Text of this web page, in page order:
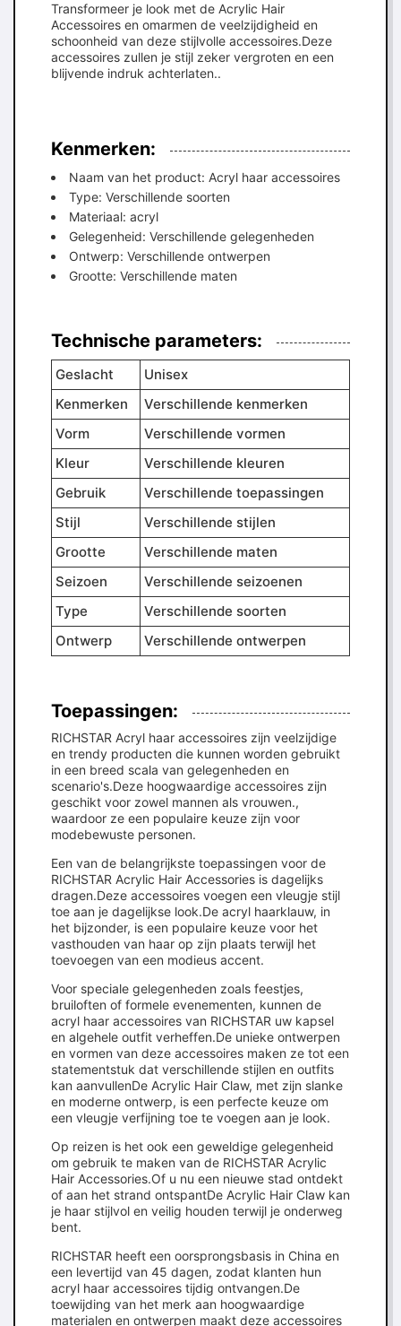
Transformeer je look met de Acrylic Hair
Accessoires en omarmen de veelzijdigheid en
schoonheid van deze stijlvolle accessoires.Deze
accessoires zullen je stijl zeker vergroten en een
blijvende indruk achterlaten..
Kenmerken:
Naam van het product: Acryl haar accessoires
Type: Verschillende soorten
Materiaal: acryl
Gelegenheid: Verschillende gelegenheden
Ontwerp: Verschillende ontwerpen
Grootte: Verschillende maten
Technische parameters:
Geslacht
Unisex
Kenmerken
Verschillende kenmerken
Vorm
Verschillende vormen
Kleur
Verschillende kleuren
Gebruik
Verschillende toepassingen
Stijl
Verschillende stijlen
Grootte
Verschillende maten
Seizoen
Verschillende seizoenen
Type
Verschillende soorten
Ontwerp
Verschillende ontwerpen
Toepassingen:
RICHSTAR Acryl haar accessoires zijn veelzijdige
en trendy producten die kunnen worden gebruikt
in een breed scala van gelegenheden en
scenario's.Deze hoogwaardige accessoires zijn
geschikt voor zowel mannen als vrouwen.,
waardoor ze een populaire keuze zijn voor
modebewuste personen.
Een van de belangrijkste toepassingen voor de
RICHSTAR Acrylic Hair Accessories is dagelijks
dragen.Deze accessoires voegen een vleugje stijl
toe aan je dagelijkse look.De acryl haarklauw, in
het bijzonder, is een populaire keuze voor het
vasthouden van haar op zijn plaats terwijl het
toevoegen van een modieus accent.
Voor speciale gelegenheden zoals feestjes,
bruiloften of formele evenementen, kunnen de
acryl haar accessoires van RICHSTAR uw kapsel
en algehele outfit verheffen.De unieke ontwerpen
en vormen van deze accessoires maken ze tot een
statementstuk dat verschillende stijlen en outfits
kan aanvullenDe Acrylic Hair Claw, met zijn slanke
en moderne ontwerp, is een perfecte keuze om
een vleugje verfijning toe te voegen aan je look.
Op reizen is het ook een geweldige gelegenheid
om gebruik te maken van de RICHSTAR Acrylic
Hair Accessories.Of u nu een nieuwe stad ontdekt
of aan het strand ontspantDe Acrylic Hair Claw kan
je haar stijlvol en veilig houden terwijl je onderweg
bent.
RICHSTAR heeft een oorsprongsbasis in China en
een levertijd van 45 dagen, zodat klanten hun
acryl haar accessoires tijdig ontvangen.De
toewijding van het merk aan hoogwaardige
materialen en ontwerpen maakt deze accessoires